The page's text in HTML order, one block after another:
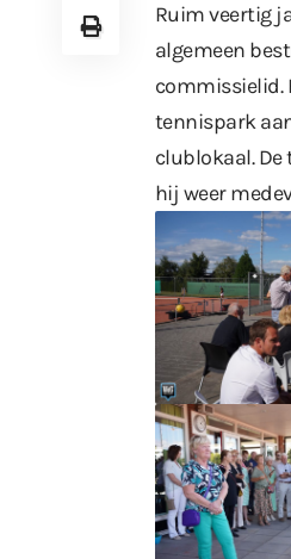
Ruim veertig
algemeen
commissielid.
tennispark
clublokaal.
hij weer